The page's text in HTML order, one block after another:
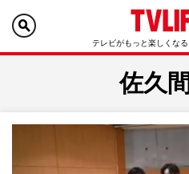
テレビがもっと楽しくな
佐久